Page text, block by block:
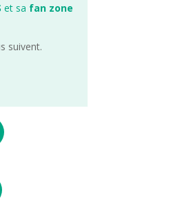
et sa fan zone
suivent.